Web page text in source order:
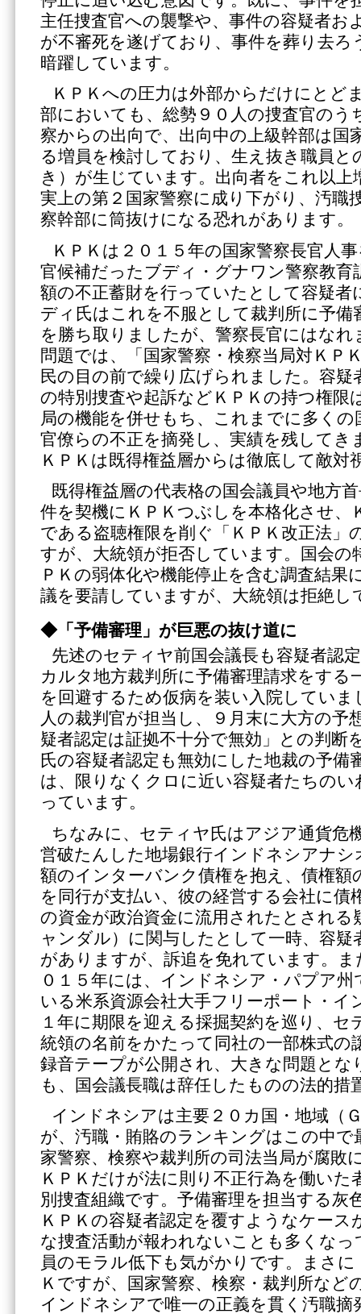
主任捜査官への襲撃や、事件の容疑者お
が不審死を遂げており、事件を葬り去ろ
暗躍しています。
ＫＰＫへの圧力は外部からだけにとど
部においても、総勢９０人の捜査官のう
察からの出向で、出向中の上級幹部は国
る増員を検討しており、生え抜き職員と
き）が生じています。出向者をこれ以上
実上の第２国家警察に成り下がり、汚職
察幹部に筒抜けになる恐れがあります。
ＫＰＫは２０１５年の国家警察長官人
官候補だったブディ・グナワン警察教育
額の不正蓄財を行っていたとして容疑者
ディ氏はこれを不服として裁判所に予備
を勝ち取りましたが、警察長官にはな
問題では、「国家警察・検察当局対ＫＰ
民の目の前で繰り広げられました。容疑
の特別捜査や起訴などＫＰＫの持つ権限
局の機能を併せもち、これまでに多くの
官僚らの不正を摘発し、実績を残してき
ＫＰＫは既得権益層からは徹底して敵対
既得権益層の代表格の国会議員や地方
件を契機にＫＰＫつぶしを本格化させ、
である盗聴権限を削ぐ「ＫＰＫ改正法」
すが、大統領が拒否しています。国会の
ＰＫの弱体化や機能停止を含む調査結果
議を要請していますが、大統領は拒絶し
◆「予備審理」が巨悪の抜け道に
先述のセティヤ前国会議長も容疑者認
カルタ地方裁判所に予備審理請求をする
を回避するため仮病を装い入院していま
人の裁判官が担当し、９月末に大方の予
疑者認定は証拠不十分で無効」との判断
氏の容疑者認定も無効にした地裁の予備
は、限りなくクロに近い容疑者たちの
っています。
ちなみに、セティヤ氏はアジア通貨危
営破たんした地場銀行インドネシアナシ
額のインターバンク債権を抱え、債権額
を同行が支払い、彼の経営する会社に債
の資金が政治資金に流用されたとされる
ャンダル）に関与したとして一時、容
がありますが、訴追を免れています。ま
０１５年には、インドネシア・パプア
いる米系資源会社大手フリーポート・イ
１年に期限を迎える採掘契約を巡り、セ
統領の名前をかたって同社の一部株式の
録音テープが公開され、大きな問題とな
も、国会議長職は辞任したものの法的措
インドネシアは主要２０カ国・地域（
が、汚職・賄賂のランキングはこの中で
家警察、検察や裁判所の司法当局が腐敗
ＫＰＫだけが法に則り不正行為を働いた
別捜査組織です。予備審理を担当する灰
ＫＰＫの容疑者認定を覆すようなケース
な捜査活動が報われないことも多くなっ
員のモラル低下も気がかりです。まさに
Ｋですが、国家警察、検察・裁判所など
インドネシアで唯一の正義を貫く汚職摘